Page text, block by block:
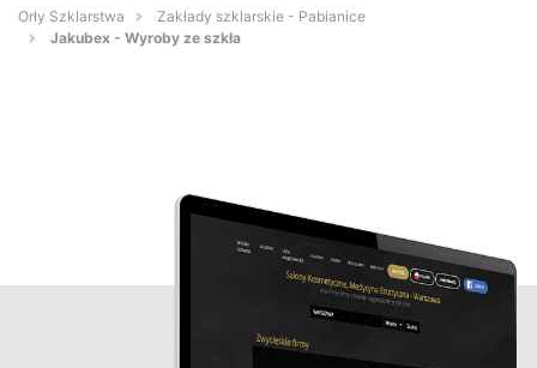
Orły Szklarstwa
Zakłady szklarskie - Pabianice
Jakubex - Wyroby ze szkła